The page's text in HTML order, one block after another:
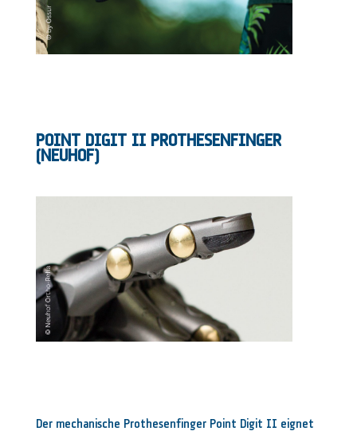
POINT DIGIT II PROTHESENFINGER
(NEUHOF)
Der mechanische Prothesenfinger Point Digit II eignet